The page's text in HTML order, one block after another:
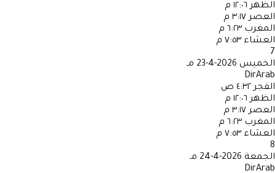
الظهر ١٢:٠٦ م
العصر ٣:١٧ م
المغرب ٦:٢٣ م
العشاء ٧:٥٣ م
7
الخميس 2026-4-23 مـ
DirArab
الفجر ٤:٣٢ ص
الظهر ١٢:٠٦ م
العصر ٣:١٧ م
المغرب ٦:٢٣ م
العشاء ٧:٥٣ م
8
الجمعة 2026-4-24 مـ
DirArab